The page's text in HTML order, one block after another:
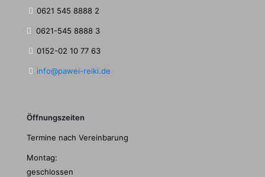
0621 545 8888 2
0621-545 8888 3
0152-02 10 77 63
info@pawei-reiki.de
Öffnungszeiten
Termine nach Vereinbarung
Montag:
geschlossen